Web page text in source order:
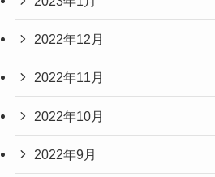
2022年12月
2022年11月
2022年10月
2022年9月